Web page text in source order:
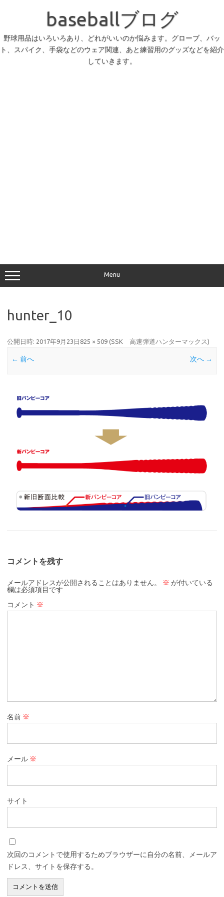
へ
キ
baseballブログ
野球用品はいろいろあり、どれがいいのか悩みます。グローブ、バッ
ト、スパイク、手袋などのウェア関連、あと練習用のグッズなどを紹介
していきます。
Menu
hunter_10
公開日時: 2017年9月23日 825 × 509 (SSK 高速弾道ハンターマックス)
← 前へ 次へ →
コメントを残す
メールアドレスが公開されることはありません。 ※ が付いている
欄は必須項目です
コメント ※
名前 ※
メール ※
サイト
次回のコメントで使用するためブラウザーに自分の名前、メールア
ドレス、サイトを保存する。